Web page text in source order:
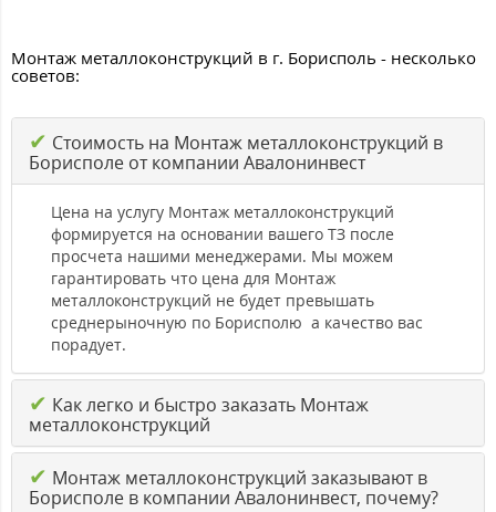
Монтаж металлоконструкций в г. Борисполь - несколько
советов:
✔ Стоимость на Монтаж металлоконструкций в
Борисполе от компании Авалонинвест
Цена на услугу Монтаж металлоконструкций
формируется на основании вашего ТЗ после
просчета нашими менеджерами. Мы можем
гарантировать что цена для Монтаж
металлоконструкций не будет превышать
среднерыночную по Борисполю а качество вас
порадует.
✔ Как легко и быстро заказать Монтаж
металлоконструкций
✔ Монтаж металлоконструкций заказывают в
Борисполе в компании Авалонинвест, почему?